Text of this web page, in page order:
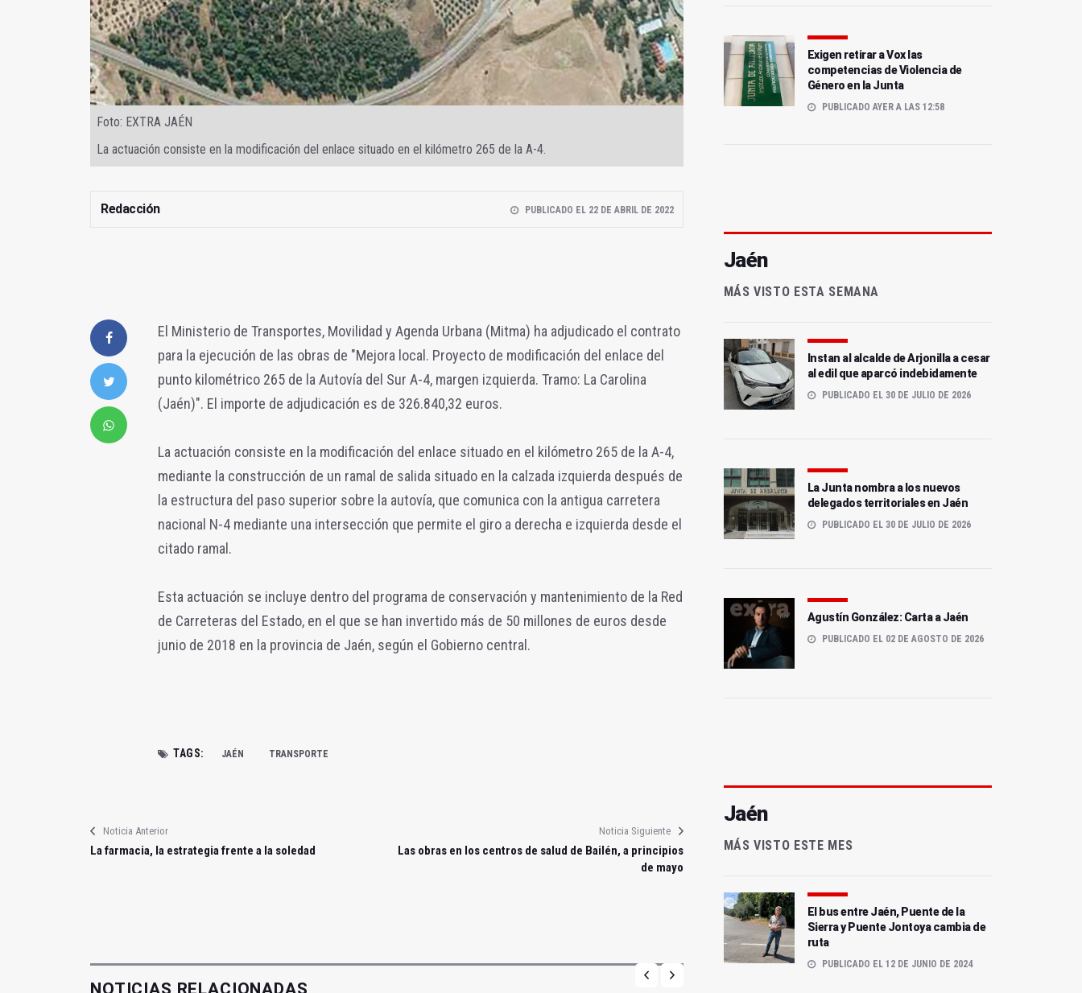
Foto: EXTRA JAÉN
La actuación consiste en la modificación del enlace situado en el kilómetro 265 de la A-4.
Redacción PUBLICADO EL 22 DE ABRIL DE 2022
El Ministerio de Transportes, Movilidad y Agenda Urbana (Mitma) ha adjudicado el contrato
para la ejecución de las obras de "Mejora local. Proyecto de modificación del enlace del
punto kilométrico 265 de la Autovía del Sur A-4, margen izquierda. Tramo: La Carolina
(Jaén)". El importe de adjudicación es de 326.840,32 euros.
La actuación consiste en la modificación del enlace situado en el kilómetro 265 de la A-4,
mediante la construcción de un ramal de salida situado en la calzada izquierda después de
la estructura del paso superior sobre la autovía, que comunica con la antigua carretera
nacional N-4 mediante una intersección que permite el giro a derecha e izquierda desde el
citado ramal.
Esta actuación se incluye dentro del programa de conservación y mantenimiento de la Red
de Carreteras del Estado, en el que se han invertido más de 50 millones de euros desde
junio de 2018 en la provincia de Jaén, según el Gobierno central.
TAGS: JAÉN TRANSPORTE
Noticia Anterior
La farmacia, la estrategia frente a la soledad
Noticia Siguiente
Las obras en los centros de salud de Bailén, a principios
de mayo
NOTICIAS RELACIONADAS
Exigen retirar a Vox las
competencias de Violencia de
Género en la Junta
PUBLICADO AYER A LAS 12:58
Jaén
MÁS VISTO ESTA SEMANA
Instan al alcalde de Arjonilla a cesar
al edil que aparcó indebidamente
PUBLICADO EL 30 DE JULIO DE 2026
La Junta nombra a los nuevos
delegados territoriales en Jaén
PUBLICADO EL 30 DE JULIO DE 2026
Agustín González: Carta a Jaén
PUBLICADO EL 02 DE AGOSTO DE 2026
Jaén
MÁS VISTO ESTE MES
El bus entre Jaén, Puente de la
Sierra y Puente Jontoya cambia de
ruta
PUBLICADO EL 12 DE JUNIO DE 2024